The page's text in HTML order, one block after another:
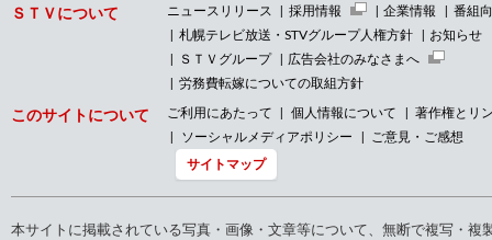
ＳＴＶについて ニュースリリース 採用情報 企業情報
番組
札幌テレビ放送・STVグループ人権方針
お知らせ
ＳＴＶグループ
広告会社のみなさまへ
労務費転嫁についての取組方針
このサイトについて ご利用にあたって 個人情報について
著作権とリ
ソーシャルメディアポリシー
ご意見・ご感想
サイトマップ
本サイトに掲載されている写真・画像・文章等について、無断で複写・